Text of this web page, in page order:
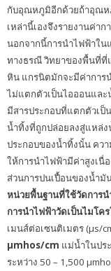
กับอุณหภูมิอีกด้วยถ้าอุณห
เหล่านี้เองจึงรายงานค่า
นอกจากนี้การนำไฟฟ้าใ
ทางธรณี วิทยาของพื้นที่
หิน แกรนิตมักจะมีค่าการ
ไม่แตกตัวเป็นไอออนและ
มีสารประกอบที่แตกตัวเป็
น้ำทิ้งที่ถูกปล่อยลงสู่แหล่
ประกอบของน้ำทิ้งนั้น คว
ให้การนำไฟฟ้ามีค่าสูงเนื่
ส่วนการปนเปื้อนของน้ำมั
หน่วยพื้นฐานที่ใช้วัดการน
การนำไฟฟ้าวัดเป็นไมโค
เมนส์ต่อเซนติเมตร (µs/
µmhos/cm แม่น้ำในปร
ระหว่าง 50 – 1,500